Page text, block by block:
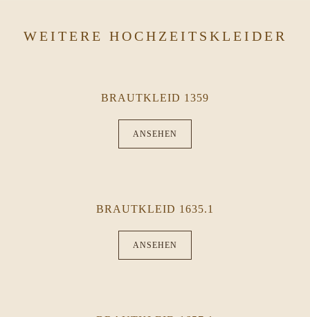
WEITERE HOCHZEITSKLEIDER
BRAUTKLEID 1359
ANSEHEN
BRAUTKLEID 1635.1
ANSEHEN